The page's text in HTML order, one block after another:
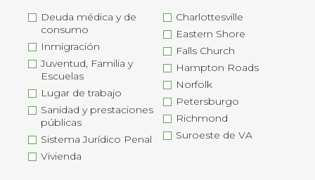
Deuda médica y de
consumo
Inmigración
Juventud, Familia y
Escuelas
Lugar de trabajo
Sanidad y prestaciones
públicas
Sistema Jurídico Penal
Vivienda
Charlottesville
Eastern Shore
Falls Church
Hampton Roads
Norfolk
Petersburgo
Richmond
Suroeste de VA